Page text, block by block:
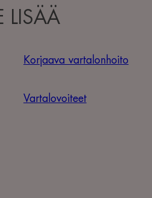
LISÄÄ
Korjaava vartalonhoito
Vartalovoiteet